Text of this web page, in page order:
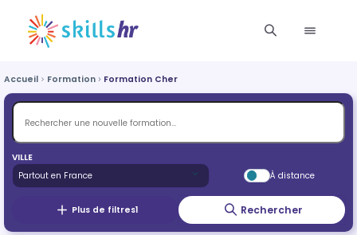
Accueil Formation Formation Cher
VILLE
À distance
Plus de filtres1 Rechercher